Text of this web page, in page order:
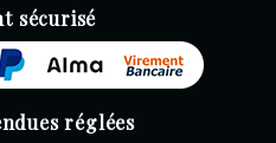
sécurisé
réglées